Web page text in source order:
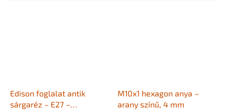
Edison foglalat antik
sárgaréz – E27 –
M10x1 hexagon anya –
arany színű, 4 mm